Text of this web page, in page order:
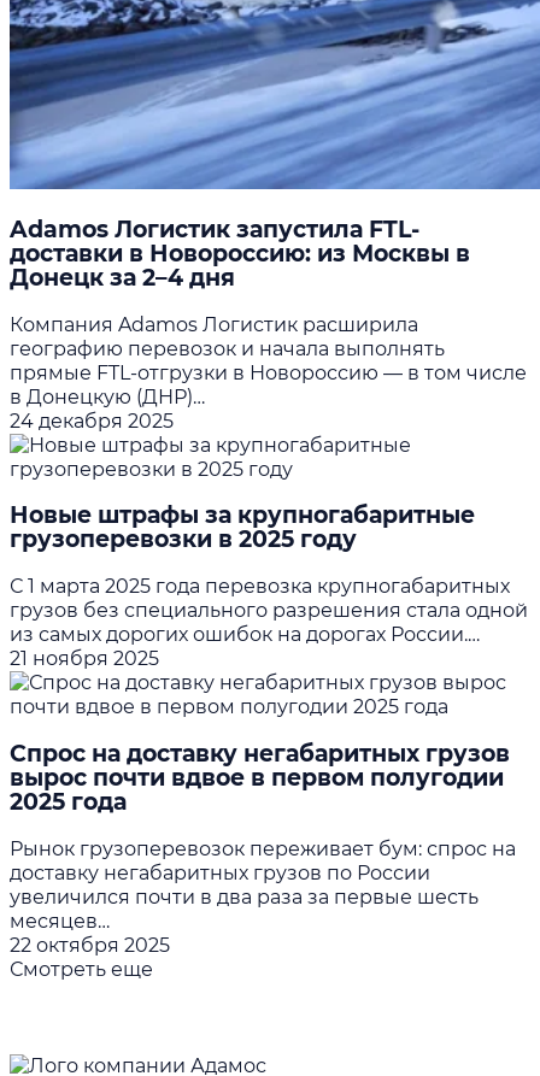
Adamos Логистик запустила FTL-
доставки в Новороссию: из Москвы в
Донецк за 2–4 дня
Компания Adamos Логистик расширила
географию перевозок и начала выполнять
прямые FTL‑отгрузки в Новороссию — в том числе
в Донецкую (ДНР)…
24 декабря 2025
Новые штрафы за крупногабаритные
грузоперевозки в 2025 году
С 1 марта 2025 года перевозка крупногабаритных
грузов без специального разрешения стала одной
из самых дорогих ошибок на дорогах России.…
21 ноября 2025
Спрос на доставку негабаритных грузов
вырос почти вдвое в первом полугодии
2025 года
Рынок грузоперевозок переживает бум: спрос на
доставку негабаритных грузов по России
увеличился почти в два раза за первые шесть
месяцев…
22 октября 2025
Смотреть еще